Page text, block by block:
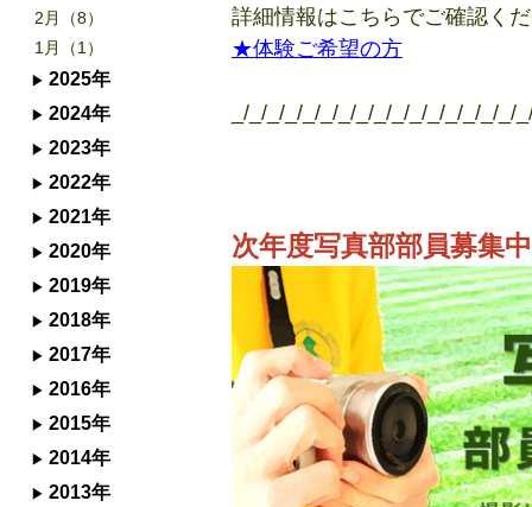
詳細情報はこちらでご確認く
★体験ご希望の方
_/_/_/_/_/_/_/_/_/_/_/_/_/_/_/
次年度写真部部員募集
2月（8）
1月（1）
2025年
2024年
2023年
2022年
2021年
2020年
2019年
2018年
2017年
2016年
2015年
2014年
2013年